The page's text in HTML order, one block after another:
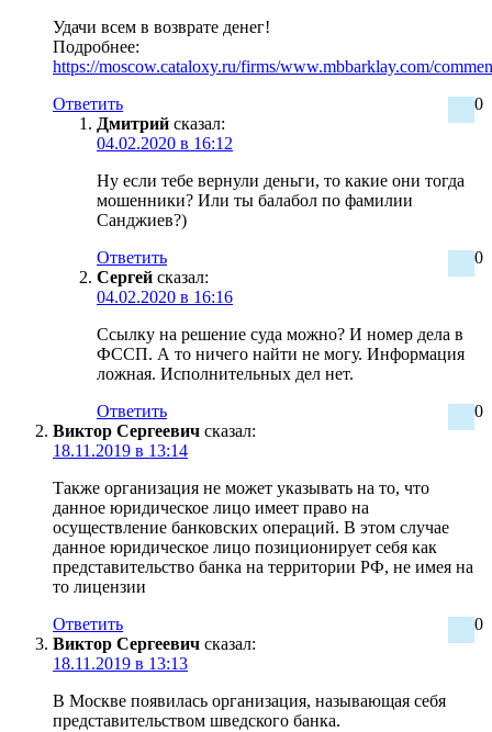
Удачи всем в возврате денег!
Подробнее:
https://moscow.cataloxy.ru/firms/www.mbbarklay.com/
0
Ответить
Дмитрий сказал:
04.02.2020 в 16:12
Ну если тебе вернули деньги, то какие они тогда
мошенники? Или ты балабол по фамилии
Санджиев?)
0
Ответить
Сергей сказал:
04.02.2020 в 16:16
Ссылку на решение суда можно? И номер дела в
ФССП. А то ничего найти не могу. Информация
ложная. Исполнительных дел нет.
0
Ответить
Виктор Сергеевич сказал:
18.11.2019 в 13:14
Также организация не может указывать на то, что
данное юридическое лицо имеет право на
осуществление банковских операций. В этом случае
данное юридическое лицо позиционирует себя как
представительство банка на территории РФ, не имея на
то лицензии
0
Ответить
Виктор Сергеевич сказал:
18.11.2019 в 13:13
В Москве появилась организация, называющая себя
представительством шведского банка.